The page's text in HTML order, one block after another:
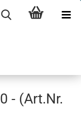
- (Art.Nr.